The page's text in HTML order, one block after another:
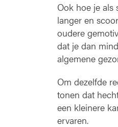
Ook hoe je als
langer en
oudere
dat je dan
algemene
Om dezelfde
tonen dat
een kleinere
ervaren.